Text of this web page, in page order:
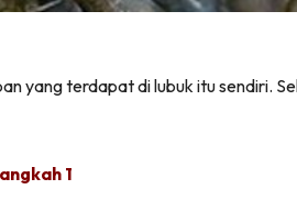
yang terdapat di lubuk itu sendiri.
1